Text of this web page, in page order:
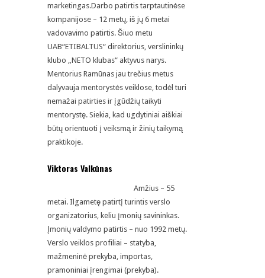
marketingas.Darbo patirtis tarptautinėse
kompanijose – 12 metų, iš jų 6 metai
vadovavimo patirtis. Šiuo metu
UAB“ETIBALTUS“ direktorius, verslininkų
klubo „NETO klubas“ aktyvus narys.
Mentorius Ramūnas jau trečius metus
dalyvauja mentorystės veiklose, todėl turi
nemažai patirties ir įgūdžių taikyti
mentorystę. Siekia, kad ugdytiniai aiškiai
būtų orientuoti į veiksmą ir žinių taikymą
praktikoje.
Viktoras Valkūnas
Amžius – 55
metai. Ilgametę patirtį turintis verslo
organizatorius, keliu įmonių savininkas.
Įmonių valdymo patirtis – nuo 1992 metų.
Verslo veiklos profiliai – statyba,
mažmeninė prekyba, importas,
pramoniniai įrengimai (prekyba).